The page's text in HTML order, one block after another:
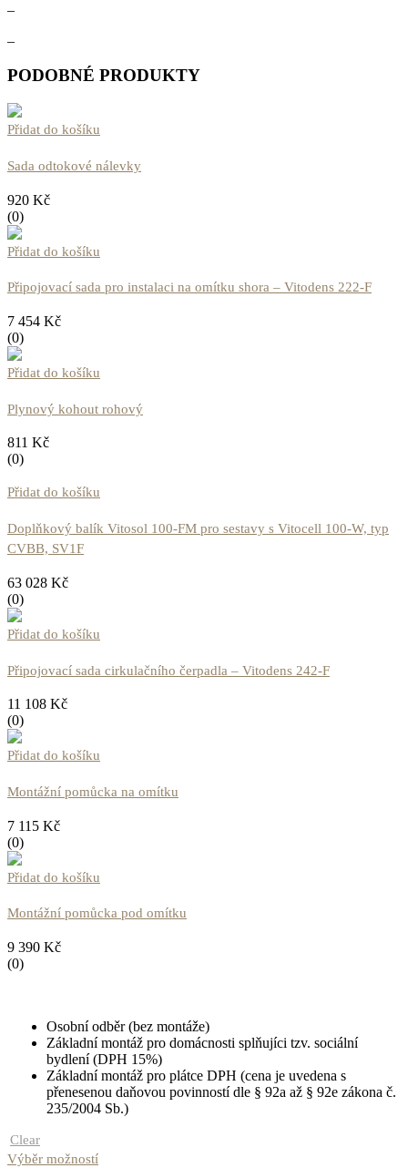
–
–
PODOBNÉ PRODUKTY
Přidat do košíku
Sada odtokové nálevky
920 Kč
(0)
Přidat do košíku
Připojovací sada pro instalaci na omítku shora – Vitodens 222-F
7 454 Kč
(0)
Přidat do košíku
Plynový kohout rohový
811 Kč
(0)
Přidat do košíku
Doplňkový balík Vitosol 100-FM pro sestavy s Vitocell 100-W, typ
CVBB, SV1F
63 028 Kč
(0)
Přidat do košíku
Připojovací sada cirkulačního čerpadla – Vitodens 242-F
11 108 Kč
(0)
Přidat do košíku
Montážní pomůcka na omítku
7 115 Kč
(0)
Přidat do košíku
Montážní pomůcka pod omítku
9 390 Kč
(0)
Osobní odběr (bez montáže)
Základní montáž pro domácnosti splňujíci tzv. sociální
bydlení (DPH 15%)
Základní montáž pro plátce DPH (cena je uvedena s
přenesenou daňovou povinností dle § 92a až § 92e zákona č.
235/2004 Sb.)
Clear
Výběr možností